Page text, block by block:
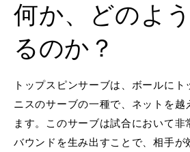
何か、どのよ
るのか？
トップスピンサーブは、ボールに
ニスのサーブの一種で、ネットを越
ます。このサーブは試合において
バウンドを生み出すことで、相手が